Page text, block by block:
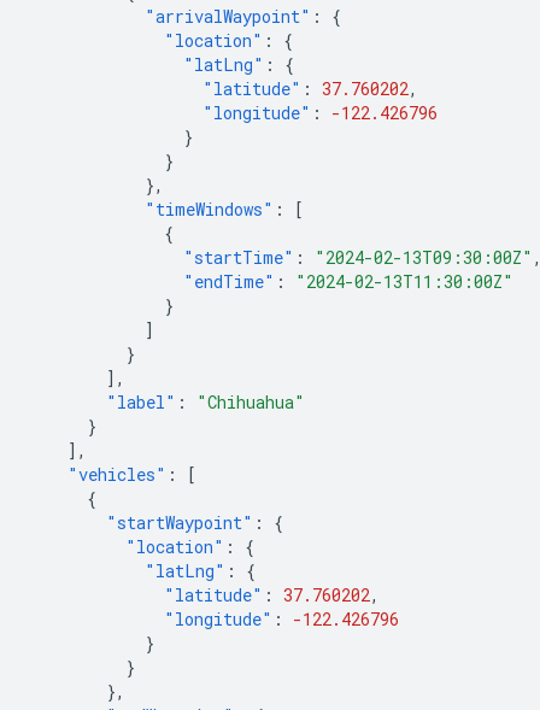
"arrivalWaypoint" :
{
"location" :
{
"latLng" :
{
"latitude" : 37.760202,
"longitude" :
-122.426796
}
}
},
"timeWindows" :
[
{
"startTime" : "2024-02-13T09:30:00Z"
"endTime" :
"2024-02-13T11:30:00Z"
}
]
}
],
"label" :
"Chihuahua"
}
],
"vehicles" :
[
{
"startWaypoint" :
{
"location" :
{
"latLng" :
{
"latitude" : 37.760202,
"longitude" :
-122.426796
}
}
},